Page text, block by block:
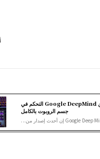
يمكن لنموذج الذكاء الاصطناعي الجديد من Google DeepMind التحكم في
جسم الروبوت بالكامل